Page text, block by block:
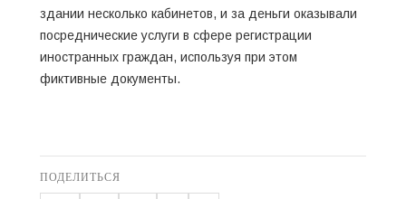
здании несколько кабинетов, и за деньги оказывали
посреднические услуги в сфере регистрации
иностранных граждан, используя при этом
фиктивные документы.
ПОДЕЛИТЬСЯ